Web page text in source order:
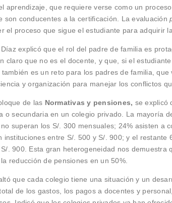
aprendizaje, que requiere verse como un
son conducentes a la certificación. La evaluación
el proceso que sigue el estudiante para adquirir
explicó que el rol del padre de familia es
claro que no es el docente, y que, si el
es un reto para los padres de familia, que
y organización para manejar los conflictos
de las Normativas y pensiones, se explicó
o secundaria en un colegio privado. La mayoría
superan los S/. 300 mensuales; 24% asisten a
instituciones entre S/. 500 y S/. 900; y el restante
. 900. Esta gran heterogeneidad nos demuestra
reducción de pensiones en un 50%.
que cada colegio tiene una situación y un
de los gastos, los pagos a docentes y